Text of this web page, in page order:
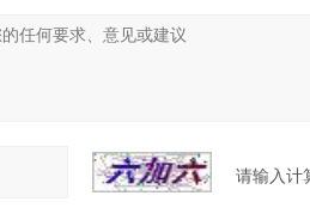
请输入计